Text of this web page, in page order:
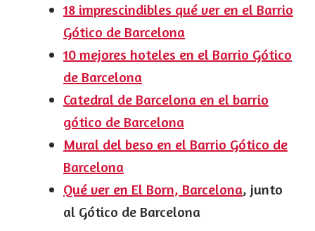
18 imprescindibles qué ver en el Barrio
Gótico de Barcelona
10 mejores hoteles en el Barrio Gótico
de Barcelona
Catedral de Barcelona en el barrio
gótico de Barcelona
Mural del beso en el Barrio Gótico de
Barcelona
Qué ver en El Born, Barcelona, junto
al Gótico de Barcelona